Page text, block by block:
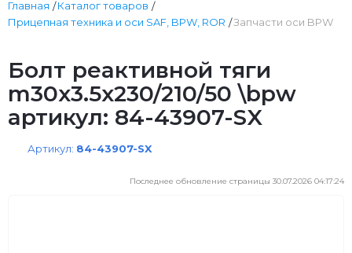
Главная
Каталог товаров
Прицепная техника и оси SAF, BPW, ROR
Запчасти оси BPW
Болт реактивной тяги
m30x3.5x230/210/50 \bpw
артикул: 84-43907-SX
Артикул: 84-43907-SX
Последнее обновление страницы 30.07.2026 04:17:24